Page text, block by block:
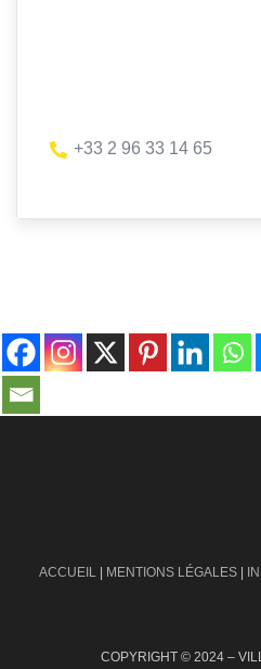
+33 2 96 33 14 65
ACCUEIL | MENTIONS LÉGALES |
COPYRIGHT © 2024 –